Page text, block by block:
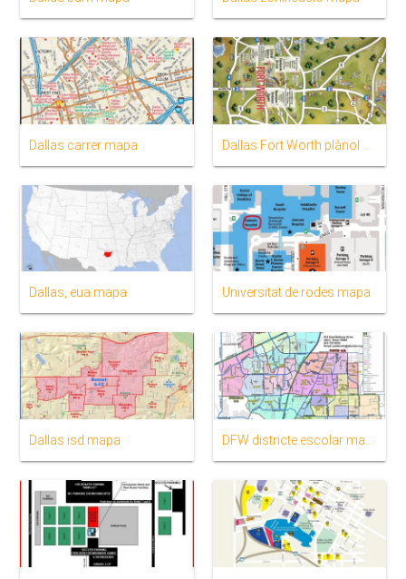
Dallas carrer mapa
Dallas, eua mapa Universitat de rodes mapa
Dallas isd mapa